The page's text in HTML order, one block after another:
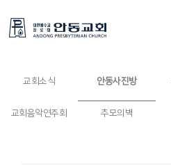
교회소식 안동사진방
교회음악연주회 추모의벽